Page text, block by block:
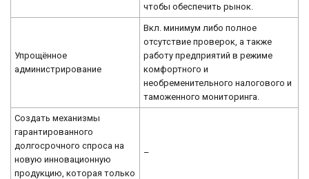
чтобы обеспечить рынок.
Упрощённое
администрирование
Вкл. минимум либо полное
отсутствие проверок, а также
работу предприятий в режиме
комфортного и
необременительного налогового и
таможенного мониторинга.
Создать механизмы
гарантированного
долгосрочного спроса на
новую инновационную
продукцию, которая только
–